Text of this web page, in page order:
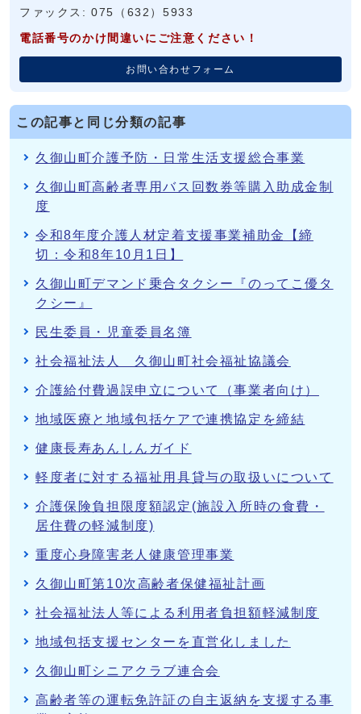
ファックス: 075（632）5933
電話番号のかけ間違いにご注意ください！
お問い合わせフォーム
この記事と同じ分類の記事
久御山町介護予防・日常生活支援総合事業
久御山町高齢者専用バス回数券等購入助成金制
度
令和8年度介護人材定着支援事業補助金【締
切：令和8年10月1日】
久御山町デマンド乗合タクシー『のってこ優タ
クシー』
民生委員・児童委員名簿
社会福祉法人 久御山町社会福祉協議会
介護給付費過誤申立について（事業者向け）
地域医療と地域包括ケアで連携協定を締結
健康長寿あんしんガイド
軽度者に対する福祉用具貸与の取扱いについて
介護保険負担限度額認定(施設入所時の食費・
居住費の軽減制度)
重度心身障害老人健康管理事業
久御山町第10次高齢者保健福祉計画
社会福祉法人等による利用者負担額軽減制度
地域包括支援センターを直営化しました
久御山町シニアクラブ連合会
高齢者等の運転免許証の自主返納を支援する事